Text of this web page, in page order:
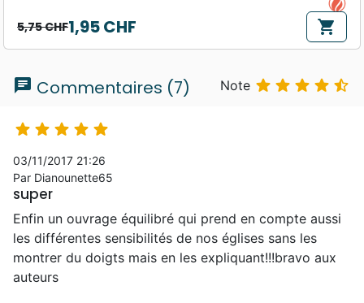
Prix de base
5,75 CHF
Prix 1,95 CHF shopping_cart
chat Commentaires (7) Note     
    
03/11/2017 21:26
Par Dianounette65
super
Enfin un ouvrage équilibré qui prend en compte aussi
les différentes sensibilités de nos églises sans les
montrer du doigts mais en les expliquant!!!bravo aux
auteurs